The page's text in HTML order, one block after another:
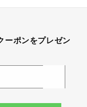
ーポンをプレゼン